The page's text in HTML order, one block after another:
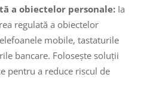
a obiectelor personale:Ia
regulată a obiectelor
mobile, tastaturile
bancare. Folosește soluții
pentru a reduce riscul de